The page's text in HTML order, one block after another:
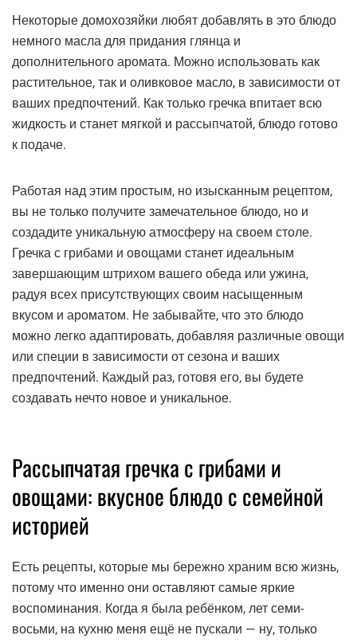
Некоторые домохозяйки любят добавлять в это блюдо
немного масла для придания глянца и
дополнительного аромата. Можно использовать как
растительное, так и оливковое масло, в зависимости от
ваших предпочтений. Как только гречка впитает всю
жидкость и станет мягкой и рассыпчатой, блюдо готово
к подаче.
Работая над этим простым, но изысканным рецептом,
вы не только получите замечательное блюдо, но и
создадите уникальную атмосферу на своем столе.
Гречка с грибами и овощами станет идеальным
завершающим штрихом вашего обеда или ужина,
радуя всех присутствующих своим насыщенным
вкусом и ароматом. Не забывайте, что это блюдо
можно легко адаптировать, добавляя различные овощи
или специи в зависимости от сезона и ваших
предпочтений. Каждый раз, готовя его, вы будете
создавать нечто новое и уникальное.
Рассыпчатая гречка с грибами и
овощами: вкусное блюдо с семейной
историей
Есть рецепты, которые мы бережно храним всю жизнь,
потому что именно они оставляют самые яркие
воспоминания. Когда я была ребёнком, лет семи-
восьми, на кухню меня ещё не пускали — ну, только